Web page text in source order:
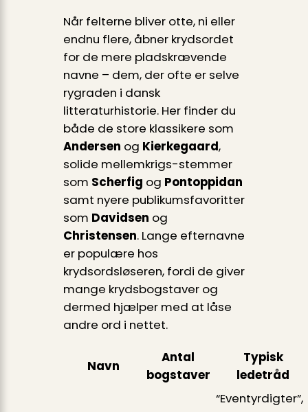
Når felterne bliver otte, ni eller
endnu flere, åbner krydsordet
for de mere pladskrævende
navne – dem, der ofte er selve
rygraden i dansk
litteraturhistorie. Her finder du
både de store klassikere som
Andersen og Kierkegaard,
solide mellemkrigs-stemmer
som Scherfig og Pontoppidan
samt nyere publikumsfavoritter
som Davidsen og
Christensen. Lange efternavne
er populære hos
krydsordsløseren, fordi de giver
mange krydsbogstaver og
dermed hjælper med at låse
andre ord i nettet.
Navn
Antal
bogstaver
Typisk
ledetråd
“Eventyrdigter”,